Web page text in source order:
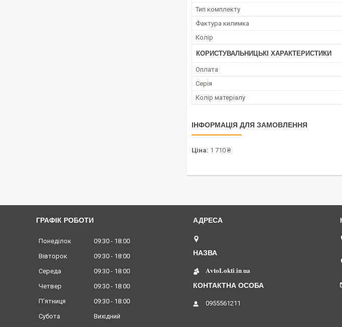
Тип комплекту
Фактура килимка
Колір
КОРИСТУВАЛЬНИЦЬКІ ХАРАКТЕРИСТИКИ
Оплата
Серія
Колір матеріалу
ІНФОРМАЦІЯ ДЛЯ ЗАМОВЛЕННЯ
Ціна: 1 710 ₴
ГРАФІК РОБОТИ
Понеділок 09:30
18:00
Вівторок
09:30
18:00
Середа
09:30
18:00
Четвер
09:30
18:00
Пʼятниця
09:30
18:00
Субота
Вихідний
𝐀𝐯𝐭𝐨𝐋𝐨𝐤𝐭𝐢.𝐢𝐧.𝐮𝐚
0955561211